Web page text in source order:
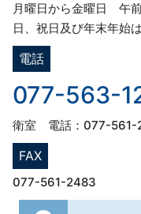
月曜日から金曜日 午
日、祝日及び年末年始は
電話
077-563-
衛室 電話：077-561-
FAX
077-561-2483